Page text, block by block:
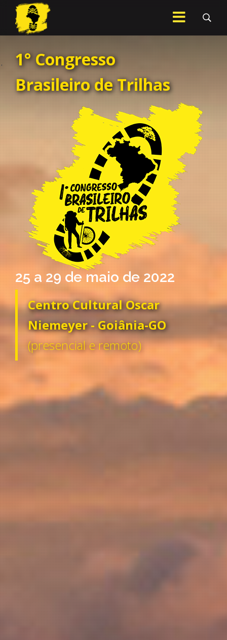
.
1° Congresso
Brasileiro de Trilhas
25 a 29 de maio de 2022
Centro Cultural Oscar
Niemeyer - Goiânia-GO
(presencial e remoto)